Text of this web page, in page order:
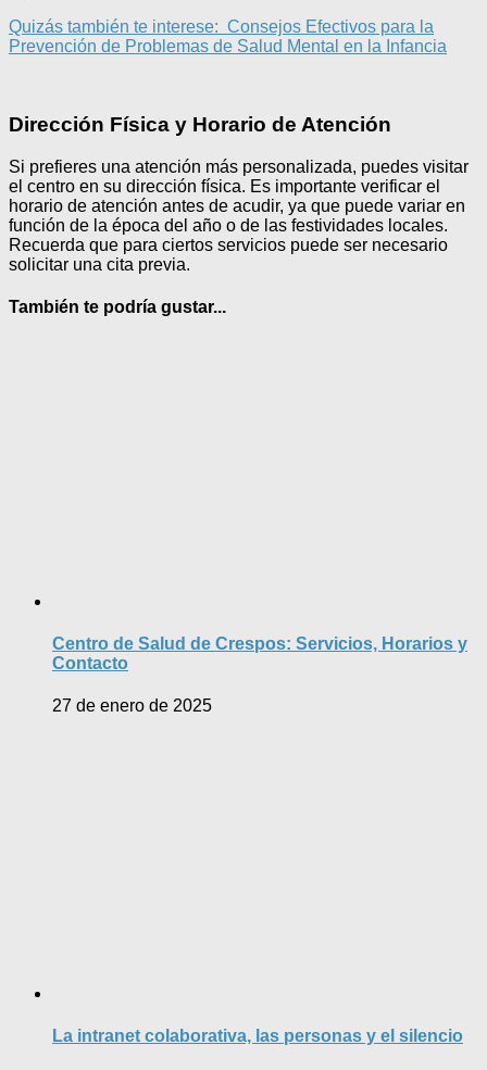
Quizás también te interese: Consejos Efectivos para la
Prevención de Problemas de Salud Mental en la Infancia
Dirección Física y Horario de Atención
Si prefieres una atención más personalizada, puedes visitar
el centro en su dirección física. Es importante verificar el
horario de atención antes de acudir, ya que puede variar en
función de la época del año o de las festividades locales.
Recuerda que para ciertos servicios puede ser necesario
solicitar una cita previa.
También te podría gustar...
Centro de Salud de Crespos: Servicios, Horarios y
Contacto
27 de enero de 2025
La intranet colaborativa, las personas y el silencio